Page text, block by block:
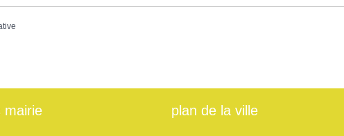
mairie plan de la ville